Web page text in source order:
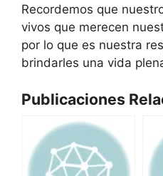
Recordemos que
vivos que merecen
por lo que es nuestra
brindarles una vida
Publicaciones